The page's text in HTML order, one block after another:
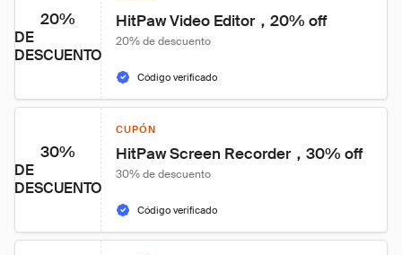
20%
DE
DESCUENTO
HitPaw Video Editor，20% off
20% de descuento
Código verificado
30%
DE
DESCUENTO
CUPÓN
HitPaw Screen Recorder，30% off
30% de descuento
Código verificado